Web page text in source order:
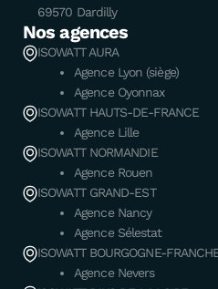
69570 Dardilly
Nos agences
ISOWATT AURA
Agence Lyon (siège)
Agence Oyonnax
ISOWATT HAUTS-DE-FRANCE
Agence Lille
ISOWATT NORMANDIE
Agence Rouen
ISOWATT GRAND-EST
Agence Nancy
Agence Sélestat
ISOWATT BOURGOGNE-
Agence Nevers